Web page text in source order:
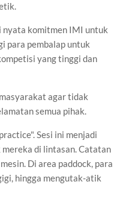
nyata komitmen IMI untuk
para pembalap untuk
yang tinggi dan
agar tidak
semua pihak.
Sesi ini menjadi
di lintasan. Catatan
Di area paddock, para
hingga mengutak-atik